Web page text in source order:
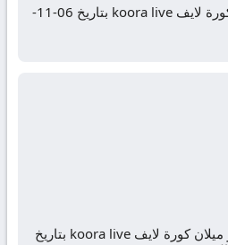
نتيجة مباراة روما ولاتسيو كورة لايف koora live بتاريخ 06-11-
نتيجة مباراة يوفنتوس وانتر ميلان كورة لايف koora live بتاريخ